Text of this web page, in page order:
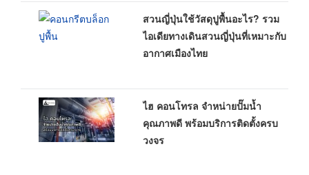
สวนญี่ปุ่นใช้วัสดุปูพื้นอะไร? รวม
ไอเดียทางเดินสวนญี่ปุ่นที่เหมาะกับ
อากาศเมืองไทย
ไฮ คอนโทรล จำหน่ายปั๊มน้ำ
คุณภาพดี พร้อมบริการติดตั้งครบ
วงจร